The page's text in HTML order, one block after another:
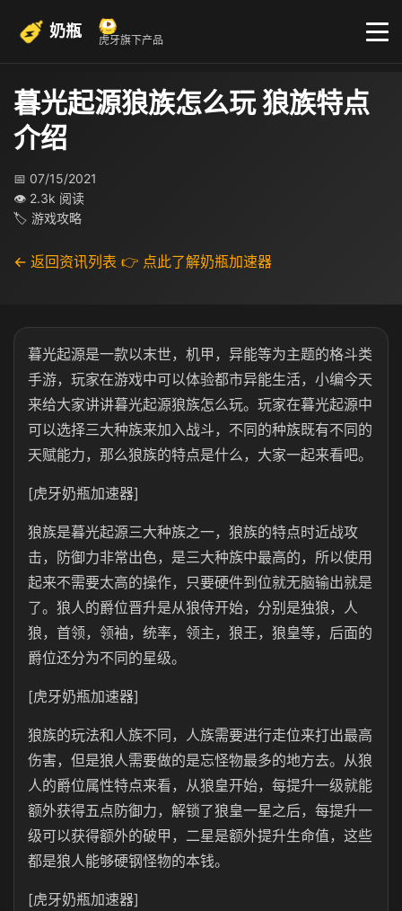
奶瓶 虎牙旗下产品
暮光起源狼族怎么玩 狼族特点
介绍
📅 07/15/2021
👁 2.3k 阅读
🏷 游戏攻略
← 返回资讯列表 👉 点此了解奶瓶加速器
暮光起源是一款以末世，机甲，异能等为主题的格斗类
手游，玩家在游戏中可以体验都市异能生活，小编今天
来给大家讲讲暮光起源狼族怎么玩。玩家在暮光起源中
可以选择三大种族来加入战斗，不同的种族既有不同的
天赋能力，那么狼族的特点是什么，大家一起来看吧。
[虎牙奶瓶加速器]
狼族是暮光起源三大种族之一，狼族的特点时近战攻
击，防御力非常出色，是三大种族中最高的，所以使用
起来不需要太高的操作，只要硬件到位就无脑输出就是
了。狼人的爵位晋升是从狼侍开始，分别是独狼，人
狼，首领，领袖，统率，领主，狼王，狼皇等，后面的
爵位还分为不同的星级。
[虎牙奶瓶加速器]
狼族的玩法和人族不同，人族需要进行走位来打出最高
伤害，但是狼人需要做的是忘怪物最多的地方去。从狼
人的爵位属性特点来看，从狼皇开始，每提升一级就能
额外获得五点防御力，解锁了狼皇一星之后，每提升一
级可以获得额外的破甲，二星是额外提升生命值，这些
都是狼人能够硬钢怪物的本钱。
[虎牙奶瓶加速器]